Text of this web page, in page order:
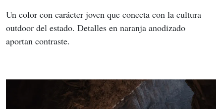
Un color con carácter joven que conecta con la cultura
outdoor del estado. Detalles en naranja anodizado
aportan contraste.